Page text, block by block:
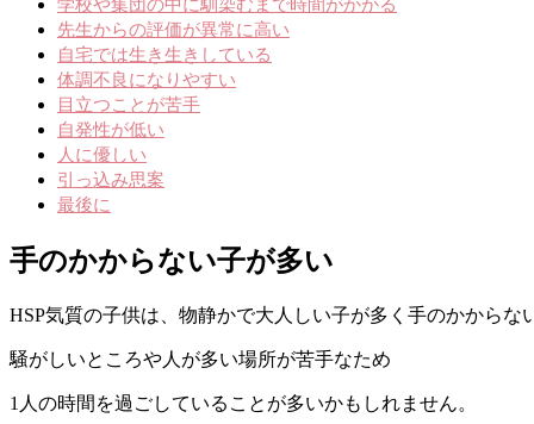
学校や集団の中に馴染むまで時間がかかる
先生からの評価が異常に高い
自宅では生き生きしている
体調不良になりやすい
目立つことが苦手
自発性が低い
人に優しい
引っ込み思案
最後に
手のかからない子が多い
HSP気質の子供は、物静かで大人しい子が多く手のかからな
騒がしいところや人が多い場所が苦手なため
1人の時間を過ごしていることが多いかもしれません。